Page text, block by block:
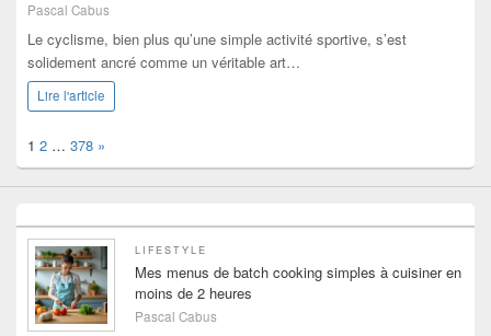
Pascal Cabus
Le cyclisme, bien plus qu’une simple activité sportive, s’est
solidement ancré comme un véritable art…
Lire l'article
Page:
1 2 … 378 Next
»
LIFESTYLE
Mes menus de batch cooking simples à cuisiner en
moins de 2 heures
Pascal Cabus